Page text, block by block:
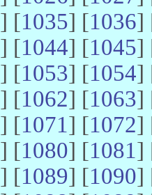
] [1035] [1036]
] [1044] [1045]
] [1053] [1054]
] [1062] [1063]
] [1071] [1072]
] [1080] [1081]
] [1089] [1090]